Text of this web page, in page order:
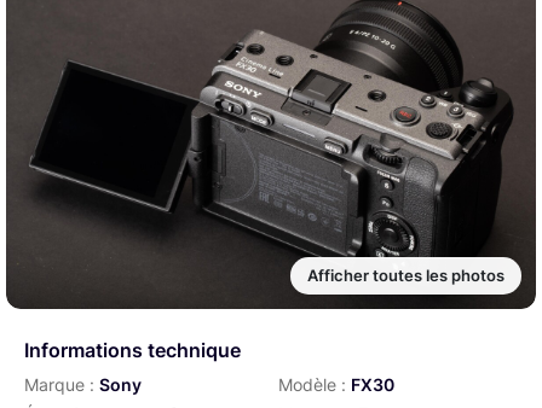
Afficher toutes les photos
Informations technique
Marque : Sony Modèle : FX30